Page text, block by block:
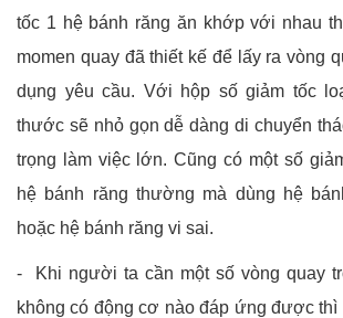
tốc 1 hệ bánh răng ăn khớp với nhau
momen quay đã thiết kế để lấy ra vòng
dụng yêu cầu. Với hộp số giảm tốc
thước sẽ nhỏ gọn dễ dàng di chuyển
trọng làm việc lớn. Cũng có một số
hệ bánh răng thường mà dùng hệ
hoặc hệ bánh răng vi sai.
- Khi người ta cần một số vòng quay
không có động cơ nào đáp ứng được